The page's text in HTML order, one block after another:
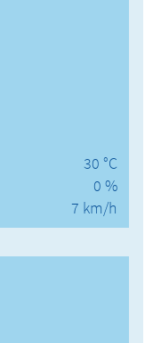
30 °C
0 %
7 km/h